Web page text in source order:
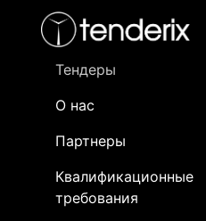
Тендеры
О нас
Партнеры
Квалификационные
требования
- активный лот
- сохраненный лот (не
Закупка: Шина
медная
[Завершен]
Победитель выбран